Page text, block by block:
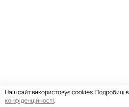
Наш сайт використовує cookies. Подробиці в
конфіденційності.